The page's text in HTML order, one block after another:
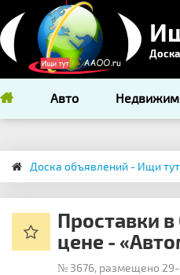
Авто
Доска объявлений - Ищи тут
Проставки
цене -
№ 3676, размещено 29-